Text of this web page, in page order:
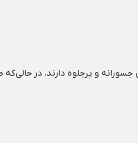
و پرجلوه دارند، در حالی‌که